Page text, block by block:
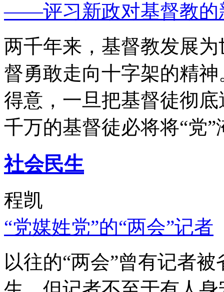
——评习新政对基督教的
两千年来，基督教发展
督勇敢走向十字架的精
得意，一旦把基督徒彻
千万的基督徒必将将“党”
社会民生
程凯
“党媒姓党”的“两会”记者
以往的“两会”曾有记者